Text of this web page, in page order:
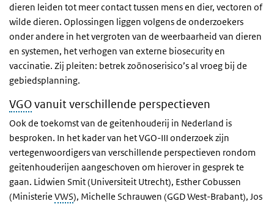
dieren leiden tot meer contact tussen mens en dier, vectoren of
wilde dieren. Oplossingen liggen volgens de onderzoekers
onder andere in het vergroten van de weerbaarheid van dieren
en systemen, het verhogen van externe biosecurity en
vaccinatie. Zij pleiten: betrek zoönoserisico’s al vroeg bij de
gebiedsplanning.
VGOvanuit verschillende perspectieven
Ook de toekomst van de geitenhouderij in Nederland is
besproken. In het kader van het VGO-III onderzoek zijn
vertegenwoordigers van verschillende perspectieven rondom
geitenhouderijen aangeschoven om hierover in gesprek te
gaan. Lidwien Smit (Universiteit Utrecht), Esther Cobussen
(Ministerie VWS), Michelle Schrauwen (GGD West-Brabant), Jos